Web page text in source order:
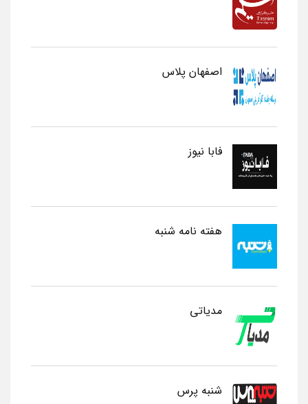
اصفهان پلاس
فابا نیوز
هفته نامه شنبه
مدیاتی
شنبه پرس